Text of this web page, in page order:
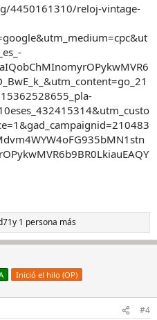
4450161310/reloj-vintage-
y 1 persona más
Inició el hilo (OP)
#4